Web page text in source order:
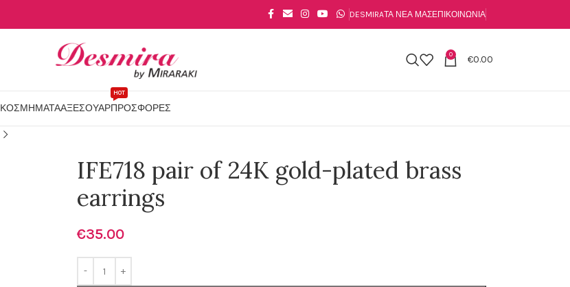
DESMIRAΤΑ ΝΈΑ ΜΑΣΕΠΙΚΟΙΝΩΝΊΑ
0 €0.00
ΚΟΣΜΗΜΑΤΑΑΞΕΣΟΥΑΡΠΡΟΣΦΟΡΕΣ
HOT
IFE718 pair of 24K gold-plated brass
earrings
€35.00